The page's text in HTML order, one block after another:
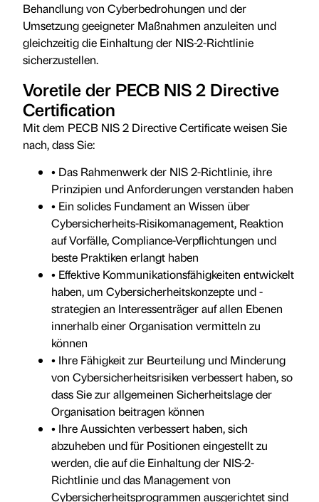
Behandlung von Cyberbedrohungen und der
Umsetzung geeigneter Maßnahmen anzuleiten und
gleichzeitig die Einhaltung der NIS-2-Richtlinie
sicherzustellen.
Voretile der PECB NIS 2 Directive
Certification
Mit dem PECB NIS 2 Directive Certificate weisen Sie
nach, dass Sie:
• Das Rahmenwerk der NIS 2-Richtlinie, ihre
Prinzipien und Anforderungen verstanden haben
• Ein solides Fundament an Wissen über
Cybersicherheits-Risikomanagement, Reaktion
auf Vorfälle, Compliance-Verpflichtungen und
beste Praktiken erlangt haben
• Effektive Kommunikationsfähigkeiten entwickelt
haben, um Cybersicherheitskonzepte und -
strategien an Interessenträger auf allen Ebenen
innerhalb einer Organisation vermitteln zu
können
• Ihre Fähigkeit zur Beurteilung und Minderung
von Cybersicherheitsrisiken verbessert haben, so
dass Sie zur allgemeinen Sicherheitslage der
Organisation beitragen können
• Ihre Aussichten verbessert haben, sich
abzuheben und für Positionen eingestellt zu
werden, die auf die Einhaltung der NIS-2-
Richtlinie und das Management von
Cybersicherheitsprogrammen ausgerichtet sind